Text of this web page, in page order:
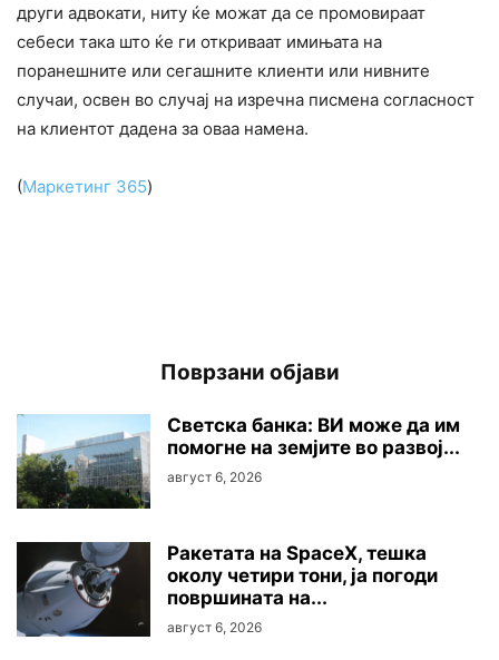
други адвокати, ниту ќе можат да се промовираат
себеси така што ќе ги откриваат имињата на
поранешните или сегашните клиенти или нивните
случаи, освен во случај на изречна писмена согласност
на клиентот дадена за оваа намена.
(Maркетинг 365)
Поврзани објави
Светска банка: ВИ може да им
помогне на земјите во развој...
август 6, 2026
Ракетата на SpaceX, тешка
околу четири тони, ја погоди
површината на...
август 6, 2026